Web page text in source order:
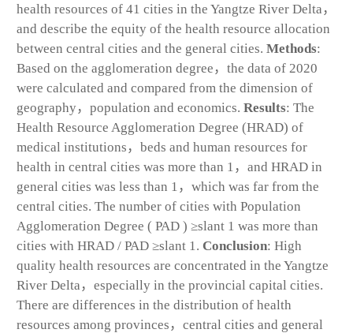
health resources of 41 cities in the Yangtze River Delta，
and describe the equity of the health resource allocation
between central cities and the general cities. Methods:
Based on the agglomeration degree，the data of 2020
were calculated and compared from the dimension of
geography，population and economics. Results: The
Health Resource Agglomeration Degree (HRAD) of
medical institutions，beds and human resources for
health in central cities was more than 1，and HRAD in
general cities was less than 1，which was far from the
central cities. The number of cities with Population
Agglomeration Degree ( PAD ) ≥slant 1 was more than
cities with HRAD / PAD ≥slant 1. Conclusion: High
quality health resources are concentrated in the Yangtze
River Delta，especially in the provincial capital cities.
There are differences in the distribution of health
resources among provinces，central cities and general